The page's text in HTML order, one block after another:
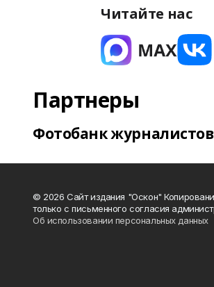
Читайте нас
Партнеры
Фотобанк
© 2026 Сайт издания "Оскон"
только с письменного согласия
Об использовании персональных данных